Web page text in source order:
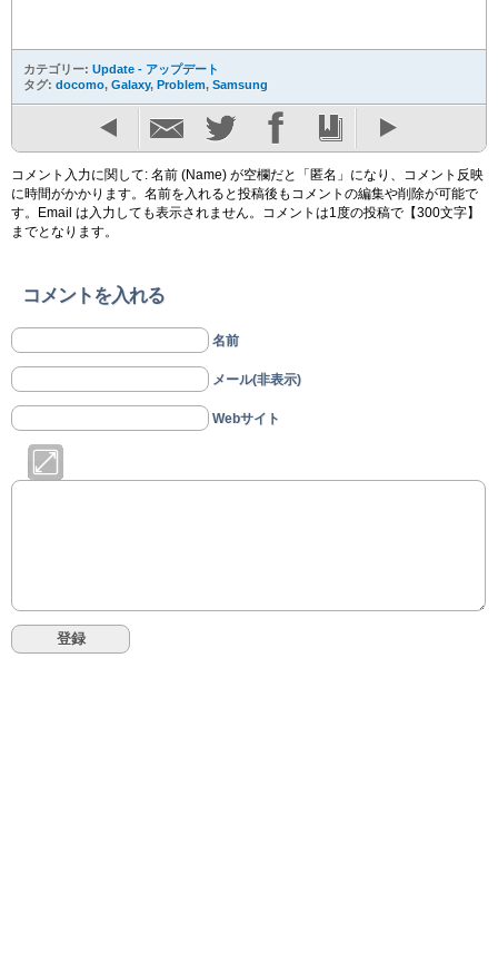
カテゴリー: Update - アップデート
タグ: docomo, Galaxy, Problem, Samsung
コメント入力に関して: 名前 (Name) が空欄だと「匿名」になり、コメント反映
に時間がかかります。名前を入れると投稿後もコメントの編集や削除が可能で
す。Email は入力しても表示されません。コメントは1度の投稿で【300文字】
までとなります。
コメントを入れる
名前
メール(非表示)
Webサイト